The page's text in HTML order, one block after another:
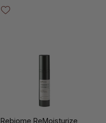
Rebiome ReMoisturize